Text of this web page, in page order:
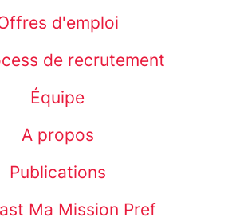
d'emploi
de recrutement
Équipe
A propos
Publications
Ma Mission Pref